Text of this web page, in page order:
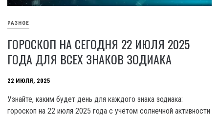
РАЗНОЕ
ГОРОСКОП НА СЕГОДНЯ 22 ИЮЛЯ 2025
ГОДА ДЛЯ ВСЕХ ЗНАКОВ ЗОДИАКА
22 ИЮЛЯ, 2025
Узнайте, каким будет день для каждого знака зодиака:
гороскоп на 22 июля 2025 года с учётом солнечной активности